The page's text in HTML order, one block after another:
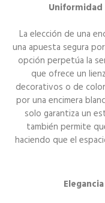
Uniformidad
La elección de una
una apuesta segura
opción perpetúa la
que ofrece un
decorativos o de
por una encimera
solo garantiza un
también permite
haciendo que el